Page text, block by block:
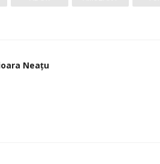
Neațu
30, 2023 0 1693